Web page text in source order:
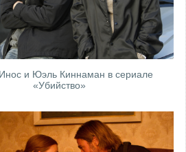
и Юэль Киннаман в сериале
«Убийство»